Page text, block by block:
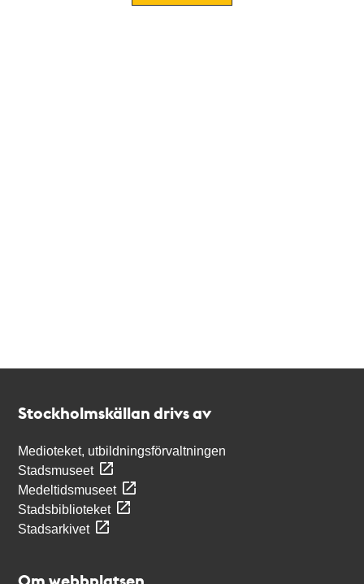
Stockholmskällan drivs av
Medioteket, utbildningsförvaltningen
Stadsmuseet
Medeltidsmuseet
Stadsbiblioteket
Stadsarkivet